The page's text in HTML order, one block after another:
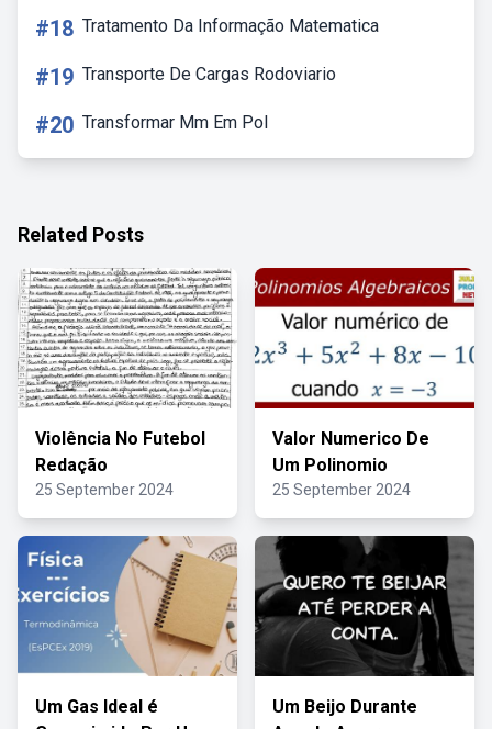
#18 Tratamento Da Informação Matematica
#19 Transporte De Cargas Rodoviario
#20 Transformar Mm Em Pol
Related Posts
Violência No Futebol
Redação
25 September 2024
Valor Numerico De
Um Polinomio
25 September 2024
Um Gas Ideal é
Um Beijo Durante